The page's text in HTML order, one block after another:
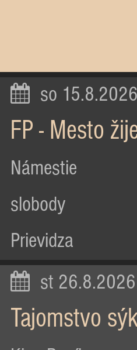
so 15.8.2026
FP - Mesto
Námestie
slobody
Prievidza
st 26.8.2026
Tajomstvo